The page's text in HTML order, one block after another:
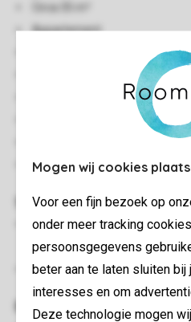
Mogen wij cookies
Voor een fijn bezoek op
onder meer tracking
persoonsgegevens
beter aan te laten sluiten
interesses en om
Deze technologie mogen
Circa 35 m²
Appartement
Centrale verwarming
Huisdiervrij
Slaapkamer(s)
Slaapkamer met 2-persoons
persoonssofttopper en
Bedden voorzien van
Buiten